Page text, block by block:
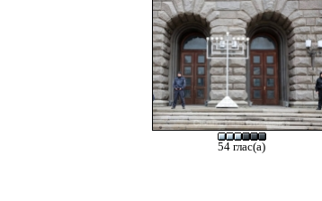
54 глас(а)